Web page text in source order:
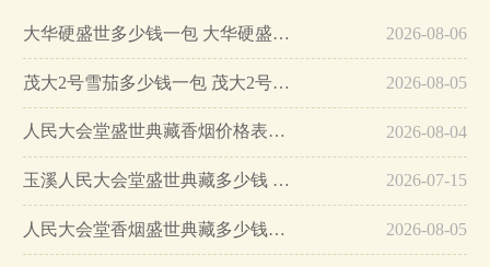
大华硬盛世多少钱一包 大华硬盛世香烟价格表… 2026-08-06
茂大2号雪茄多少钱一包 茂大2号雪茄怎么样… 2026-08-05
人民大会堂盛世典藏香烟价格表查询 人民大会堂盛世典藏烟价格一览… 2026-08-04
玉溪人民大会堂盛世典藏多少钱 玉溪人民大会堂盛世典藏价格表… 2026-07-15
人民大会堂香烟盛世典藏多少钱一包 人民大会堂香烟盛世典藏价格2025… 2026-08-05